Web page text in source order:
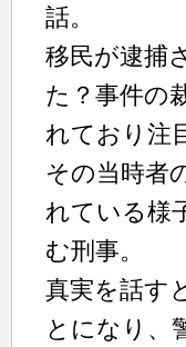
話。
移民が逮捕
た？事件の
れており注
その当時者
れている様
む刑事。
真実を話す
とになり、